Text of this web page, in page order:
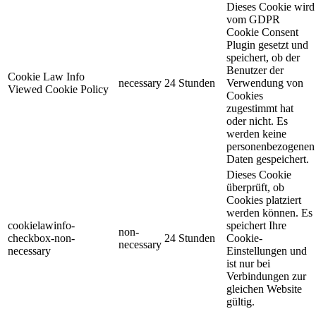
Cookie Law Info
Viewed Cookie Policy
necessary 24 Stunden
Dieses Cookie wird
vom GDPR
Cookie Consent
Plugin gesetzt und
speichert, ob der
Benutzer der
Verwendung von
Cookies
zugestimmt hat
oder nicht. Es
werden keine
personenbezogenen
Daten gespeichert.
cookielawinfo-
checkbox-non-
necessary
non-
necessary
24 Stunden
Dieses Cookie
überprüft, ob
Cookies platziert
werden können. Es
speichert Ihre
Cookie-
Einstellungen und
ist nur bei
Verbindungen zur
gleichen Website
gültig.